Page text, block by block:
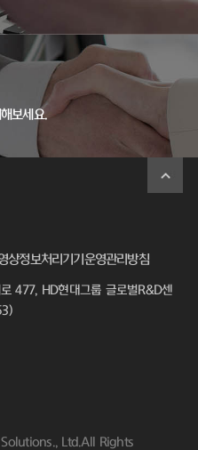
보세요.
상정보처리기기운영관리방침
477, HD현대그룹 글로벌R&D센
Ltd.All Rights